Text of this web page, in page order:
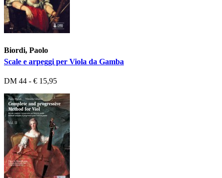
Biordi, Paolo
Scale e arpeggi per Viola da Gamba
DM 44 - € 15,95